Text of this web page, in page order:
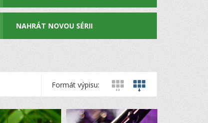
NAHRÁT NOVOU SÉRII
Formát výpisu: